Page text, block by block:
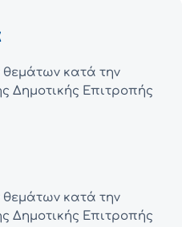
θεμάτων κατά την
Δημοτικής Επιτροπής
θεμάτων κατά την
Δημοτικής Επιτροπής